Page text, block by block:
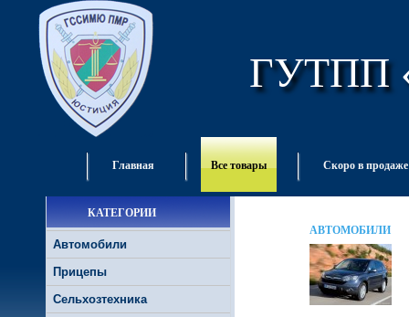
ГУТПП
Главная Все товары Скоро в продаже
КАТЕГОРИИ
Автомобили
Прицепы
Сельхозтехника
АВТОМОБИЛИ